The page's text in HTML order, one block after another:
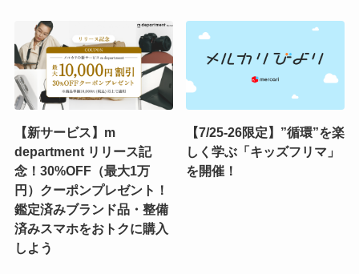
【新サービス】m
department リリース記
念！30%OFF（最大1万
円）クーポンプレゼント！
鑑定済みブランド品・整備
済みスマホをおトクに購入
しよう
【7/25-26限定】”循環”を楽
しく学ぶ「キッズフリマ」
を開催！